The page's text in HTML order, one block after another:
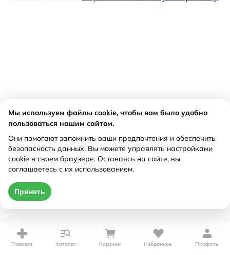
Главная Каталог Корзина Избранное Профиль
Мы используем файлы cookie, чтобы вам было удобно
пользоваться нашим сайтом.
Они помогают запомнить ваши предпочтения и обеспечить
безопасность данных. Вы можете управлять настройками
cookie в своем браузере. Оставаясь на сайте, вы
соглашаетесь с их использованием.
Принять